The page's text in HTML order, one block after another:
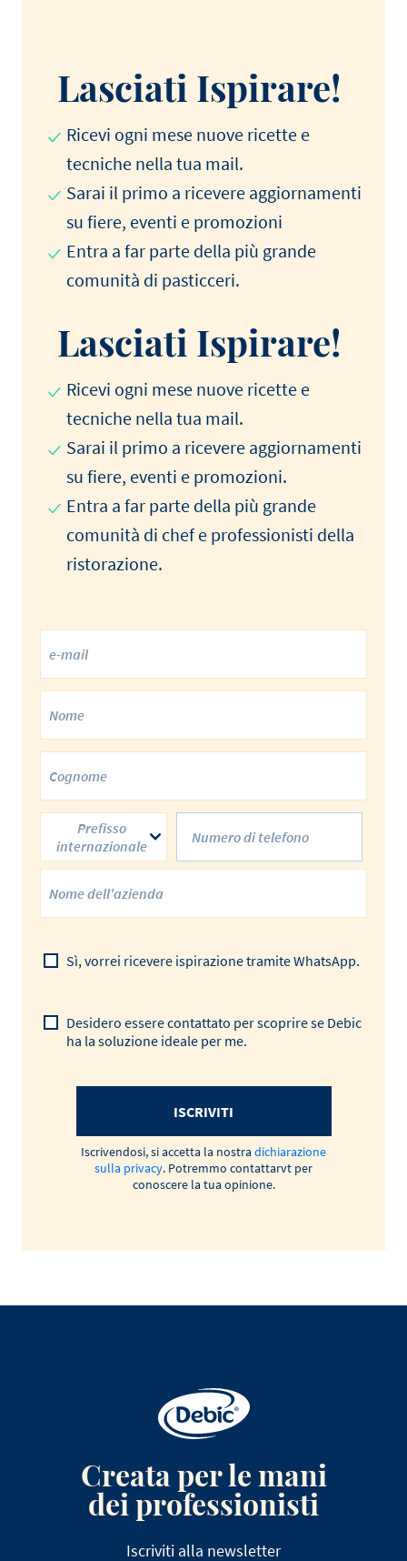
Lasciati Ispirare!
Ricevi ogni mese nuove ricette e
tecniche nella tua mail.
Sarai il primo a ricevere aggiornamenti
su fiere, eventi e promozioni
Entra a far parte della più grande
comunità di pasticceri.
Lasciati Ispirare!
Ricevi ogni mese nuove ricette e
tecniche nella tua mail.
Sarai il primo a ricevere aggiornamenti
su fiere, eventi e promozioni.
Entra a far parte della più grande
comunità di chef e professionisti della
ristorazione.
Prefisso
internazionale
Sì, vorrei ricevere ispirazione tramite WhatsApp.
Desidero essere contattato per scoprire se Debic
ha la soluzione ideale per me.
ISCRIVITI
Iscrivendosi, si accetta la nostra dichiarazione
sulla privacy. Potremmo contattarvt per
conoscere la tua opinione.
Creata per le mani
dei professionisti
Iscriviti alla newsletter